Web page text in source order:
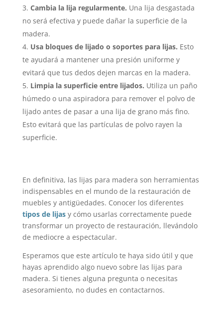
Cambia la lija regularmente. Una lija desgastada
no será efectiva y puede dañar la superficie de la
madera.
Usa bloques de lijado o soportes para lijas. Esto
te ayudará a mantener una presión uniforme y
evitará que tus dedos dejen marcas en la madera.
Limpia la superficie entre lijados. Utiliza un paño
húmedo o una aspiradora para remover el polvo de
lijado antes de pasar a una lija de grano más fino.
Esto evitará que las partículas de polvo rayen la
superficie.
En definitiva, las lijas para madera son herramientas
indispensables en el mundo de la restauración de
muebles y antigüedades. Conocer los diferentes
tipos de lijasy cómo usarlas correctamente puede
transformar un proyecto de restauración, llevándolo
de mediocre a espectacular.
Esperamos que este artículo te haya sido útil y que
hayas aprendido algo nuevo sobre las lijas para
madera. Si tienes alguna pregunta o necesitas
asesoramiento, no dudes en contactarnos.